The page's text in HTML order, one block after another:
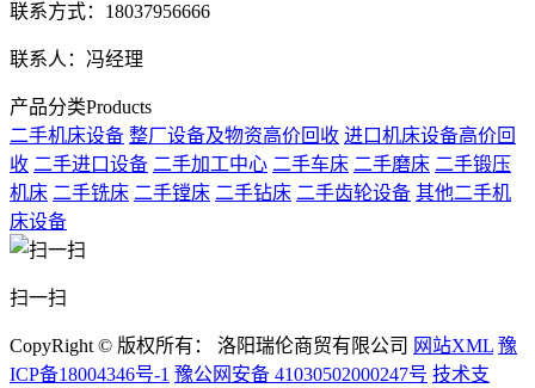
联系方式：18037956666
联系人：冯经理
产品分类Products
二手机床设备 整厂设备及物资高价回收 进口机床设备高价回
收 二手进口设备 二手加工中心 二手车床 二手磨床 二手锻压
机床 二手铣床 二手镗床 二手钻床 二手齿轮设备 其他二手机
床设备
扫一扫
CopyRight © 版权所有： 洛阳瑞伦商贸有限公司 网站XML 豫
ICP备18004346号-1 豫公网安备 41030502000247号 技术支